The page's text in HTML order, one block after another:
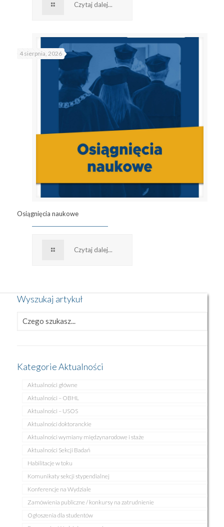
Czytaj dalej...
4 sierpnia, 2026
Osiągnięcia naukowe
Czytaj dalej...
Wyszukaj artykuł
Kategorie Aktualności
Aktualności główne
Aktualności – OBHL
Aktualności – USOS
Aktualności doktoranckie
Aktualności wymiany międzynarodowe i staże
Aktualności Sekcji Badań
Habilitacje w toku
Komunikaty sekcji stypendialnej
Konferencje na Wydziale
Zamówienia publiczne / konkursy na zatrudnienie
Ogłoszenia dla studentów